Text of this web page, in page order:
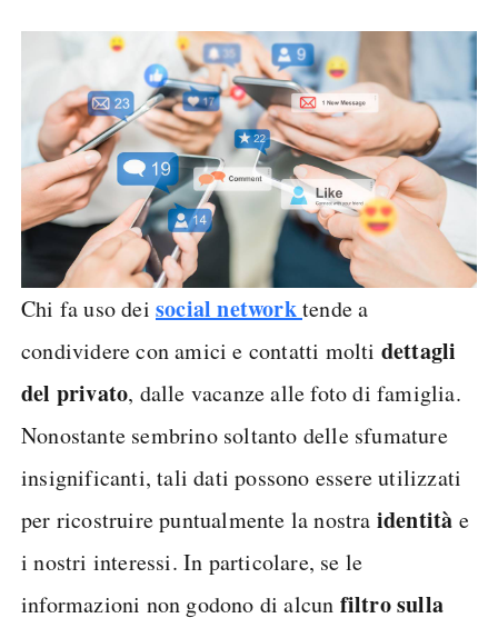
Chi fa uso dei social networktende a
condividere con amici e contatti molti dettagli
del privato, dalle vacanze alle foto di famiglia.
Nonostante sembrino soltanto delle sfumature
insignificanti, tali dati possono essere utilizzati
per ricostruire puntualmente la nostra identità e
i nostri interessi. In particolare, se le
informazioni non godono di alcun filtro sulla